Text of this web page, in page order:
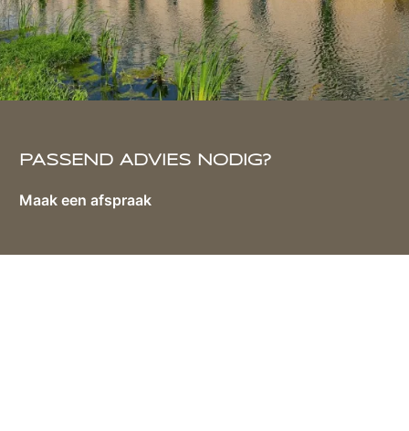
PASSEND ADVIES NODIG?
Maak een afspraak